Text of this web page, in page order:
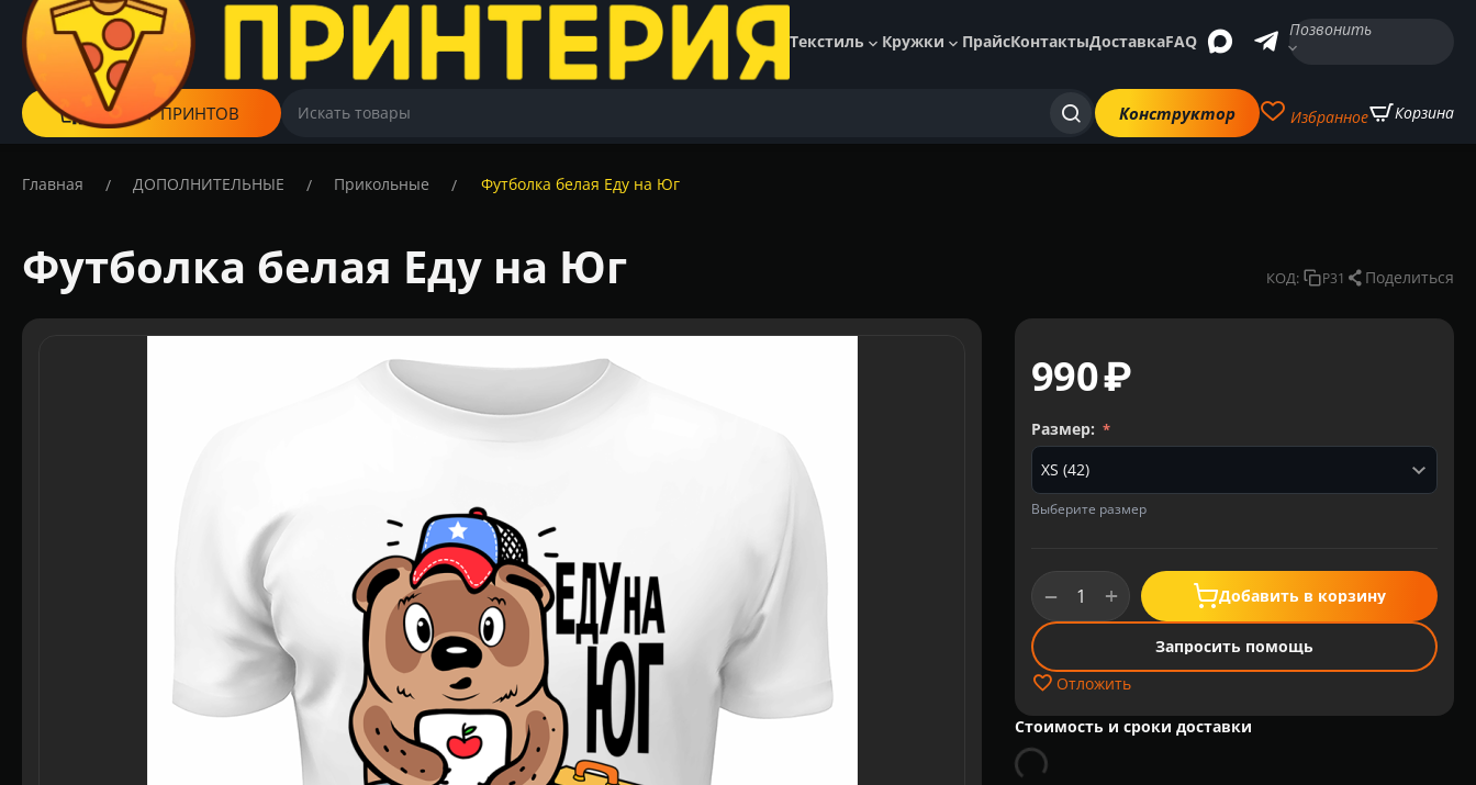
Текстиль Кружки ПрайсКонтактыДоставкаFAQ
Позвонить
КАТАЛОГ ПРИНТОВ Конструктор Избранное Корзина
Главная / ДОПОЛНИТЕЛЬНЫЕ / Прикольные / Футболка белая Еду на Юг
Футболка белая Еду на Юг КОД: P31 Поделиться
‍990‍₽
Размер:
Выберите размер
+
− Добавить в корзину
Запросить помощь
Отложить
Стоимость и сроки доставки